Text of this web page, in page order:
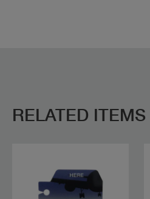
RELATED ITEMS